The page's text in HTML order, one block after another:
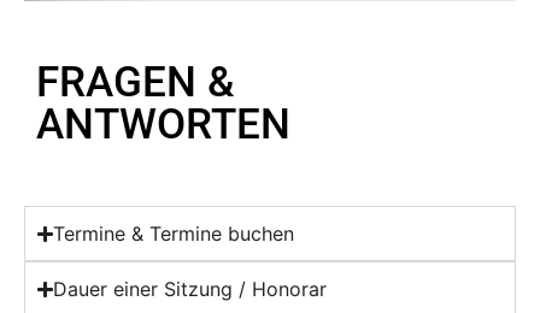
FRAGEN &
ANTWORTEN
Termine & Termine buchen
Dauer einer Sitzung / Honorar